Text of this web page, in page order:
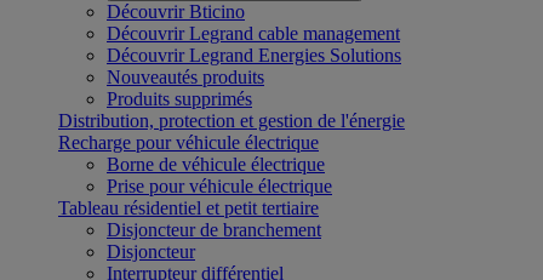
Découvrir Bticino
Découvrir Legrand cable management
Découvrir Legrand Energies Solutions
Nouveautés produits
Produits supprimés
Distribution, protection et gestion de l'énergie
Recharge pour véhicule électrique
Borne de véhicule électrique
Prise pour véhicule électrique
Tableau résidentiel et petit tertiaire
Disjoncteur de branchement
Disjoncteur
Interrupteur différentiel